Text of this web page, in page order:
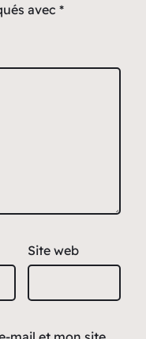
avec *
Site web